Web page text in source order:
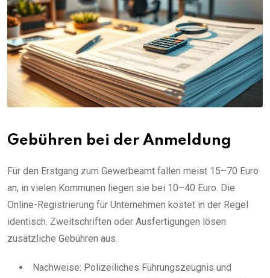
Gebühren bei der Anmeldung
Für den Erstgang zum Gewerbeamt fallen meist 15–70 Euro
an; in vielen Kommunen liegen sie bei 10–40 Euro. Die
Online-Registrierung für Unternehmen kostet in der Regel
identisch. Zweitschriften oder Ausfertigungen lösen
zusätzliche Gebühren aus.
Nachweise: Polizeiliches Führungszeugnis und